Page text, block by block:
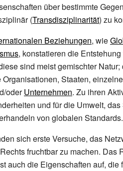
über bestimmte
(Transdisziplinarität) zu
Beziehungen, wie
, konstatieren die
sind meist gemischter
Staaten,
oderUnternehmen. Zu ihren
und für die Umwelt,
von globalen Standards.
sich erste Versuche, das
fruchtbar zu machen. Das
auch die Eigenschaften auf,